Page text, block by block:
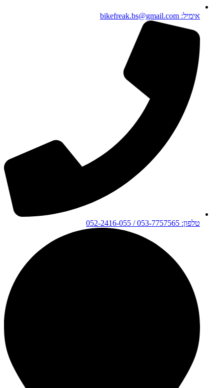
אימיל: bikefreak.bs@gmail.com
טלפון: 053-7757565 / 052-2416-055